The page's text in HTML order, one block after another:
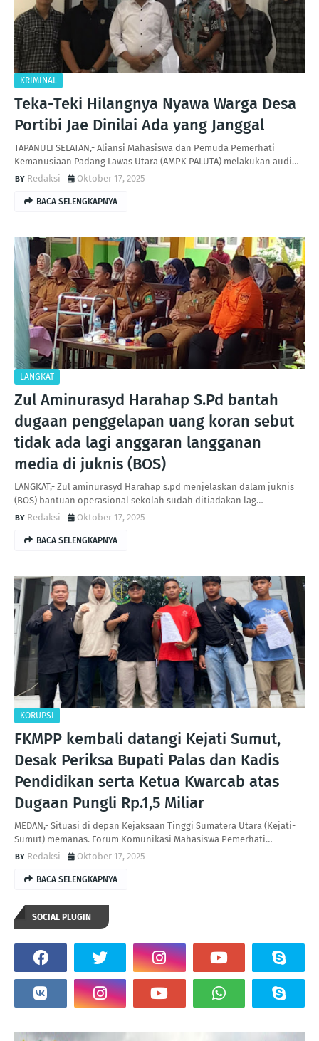
KRIMINAL
Teka-Teki Hilangnya Nyawa Warga Desa
Portibi Jae Dinilai Ada yang Janggal
TAPANULI SELATAN,- Aliansi Mahasiswa dan Pemuda Pemerhati
Kemanusiaan Padang Lawas Utara (AMPK PALUTA) melakukan audi…
Redaksi
Oktober 17, 2025
BACA SELENGKAPNYA
LANGKAT
Zul Aminurasyd Harahap S.Pd bantah
dugaan penggelapan uang koran sebut
tidak ada lagi anggaran langganan
media di juknis (BOS)
LANGKAT,- Zul aminurasyd Harahap s.pd menjelaskan dalam juknis
(BOS) bantuan operasional sekolah sudah ditiadakan lag…
Redaksi
Oktober 17, 2025
BACA SELENGKAPNYA
KORUPSI
FKMPP kembali datangi Kejati Sumut,
Desak Periksa Bupati Palas dan Kadis
Pendidikan serta Ketua Kwarcab atas
Dugaan Pungli Rp.1,5 Miliar
MEDAN,- Situasi di depan Kejaksaan Tinggi Sumatera Utara (Kejati-
Sumut) memanas. Forum Komunikasi Mahasiswa Pemerhati…
Redaksi
Oktober 17, 2025
BACA SELENGKAPNYA
SOCIAL PLUGIN